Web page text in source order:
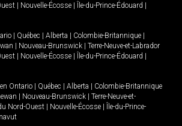
| Nouvelle-Écosse | Île-du-Prince-Édouard |
| Québec | Alberta | Colombie-Britannique |
| Nouveau-Brunswick | Terre-Neuve-et-Labrador
| Nouvelle-Écosse | Île-du-Prince-Édouard |
Ontario | Québec | Alberta | Colombie-Britannique
| Nouveau-Brunswick | Terre-Neuve-et-
Nord-Ouest | Nouvelle-Écosse | Île-du-Prince-